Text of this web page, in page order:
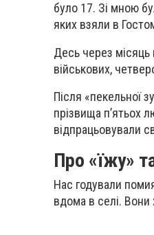
було 17. Зі мною
яких взяли в
Десь через
військових,
Після «пекельної
прізвища п’ятьох
відпрацьовували
Про «їжу»
Нас годували
вдома в селі.